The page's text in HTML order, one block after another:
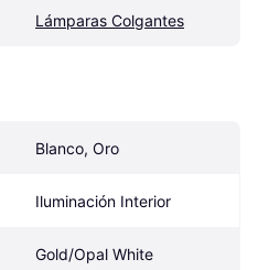
Lámparas Colgantes
Blanco, Oro
Iluminación Interior
Gold/Opal White